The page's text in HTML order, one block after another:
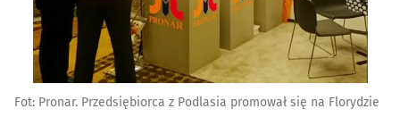
Fot: Pronar. Przedsiębiorca z Podlasia promował się na Florydzie